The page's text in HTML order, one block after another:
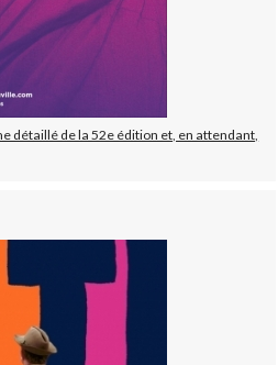
détaillé de la 52e édition et, en attendant,